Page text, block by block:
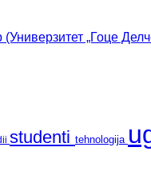
„Гоце
studenti tehnologija